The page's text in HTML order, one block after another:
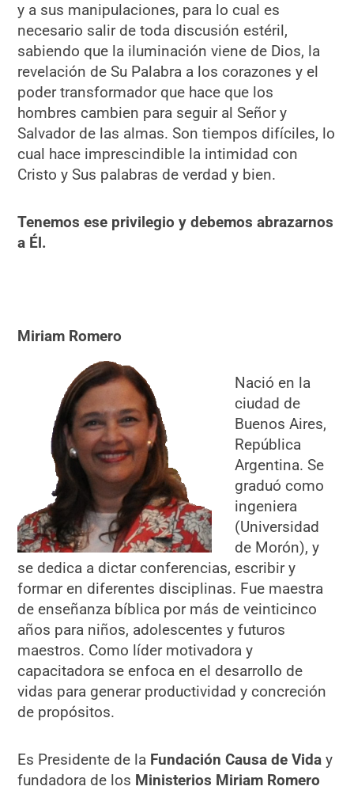
y a sus manipulaciones, para lo cual es
necesario salir de toda discusión estéril,
sabiendo que la iluminación viene de Dios, la
revelación de Su Palabra a los corazones y el
poder transformador que hace que los
hombres cambien para seguir al Señor y
Salvador de las almas. Son tiempos difíciles, lo
cual hace imprescindible la intimidad con
Cristo y Sus palabras de verdad y bien.
Tenemos ese privilegio y debemos abrazarnos
a Él.
Miriam Romero
Nació en la
ciudad de
Buenos Aires,
República
Argentina. Se
graduó como
ingeniera
(Universidad
de Morón), y
se dedica a dictar conferencias, escribir y
formar en diferentes disciplinas. Fue maestra
de enseñanza bíblica por más de veinticinco
años para niños, adolescentes y futuros
maestros. Como líder motivadora y
capacitadora se enfoca en el desarrollo de
vidas para generar productividad y concreción
de propósitos.
Es Presidente de la Fundación Causa de Vida y
fundadora de los Ministerios Miriam Romero